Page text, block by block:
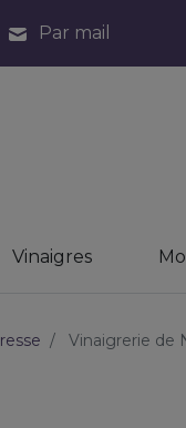
Par mail
Vinaigres
Vinaigrerie de